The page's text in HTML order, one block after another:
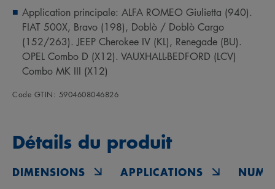
Application principale: ALFA ROMEO Giulietta (940).
FIAT 500X, Bravo (198), Doblò / Doblò Cargo
(152/263). JEEP Cherokee IV (KL), Renegade (BU).
OPEL Combo D (X12). VAUXHALL-BEDFORD (LCV)
Combo MK III (X12)
Code GTIN: 5904608046826
Détails du produit
DIMENSIONS APPLICATIONS